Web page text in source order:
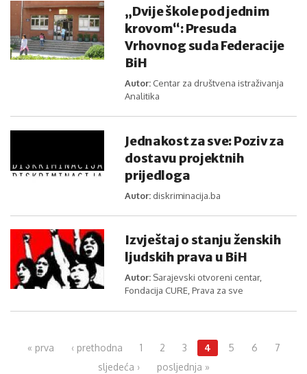
„Dvije škole pod jednim
krovom“: Presuda
Vrhovnog suda Federacije
BiH
Autor: Centar za društvena istraživanja
Analitika
Jednakost za sve: Poziv za
dostavu projektnih
prijedloga
Autor: diskriminacija.ba
Izvještaj o stanju ženskih
ljudskih prava u BiH
Autor: Sarajevski otvoreni centar,
Fondacija CURE, Prava za sve
« prva ‹ prethodna 1 2 3 4 5 6
7
sljedeća ›
posljednja »